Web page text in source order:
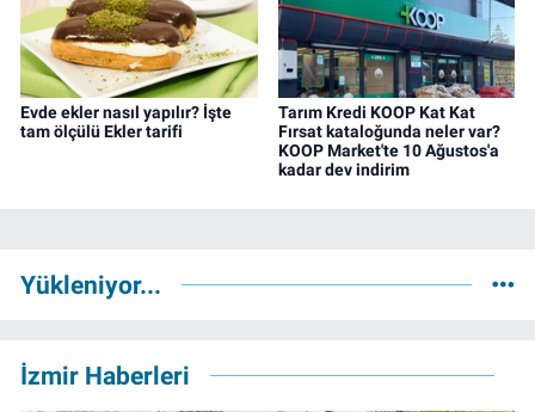
Evde ekler nasıl yapılır? İşte
tam ölçülü Ekler tarifi
Tarım Kredi KOOP Kat Kat
Fırsat kataloğunda neler var?
KOOP Market'te 10 Ağustos'a
kadar dev indirim
Yükleniyor...
İzmir Haberleri